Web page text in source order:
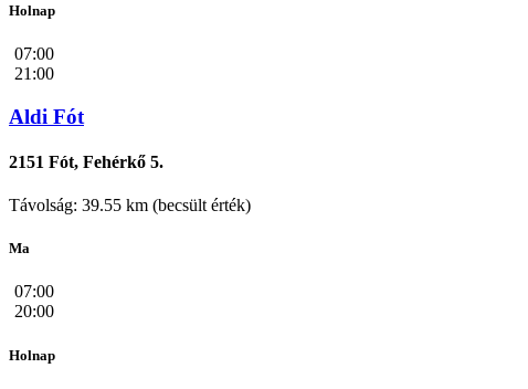
Holnap
07:00
21:00
Aldi Fót
2151 Fót, Fehérkő 5.
Távolság: 39.55 km (becsült érték)
Ma
07:00
20:00
Holnap